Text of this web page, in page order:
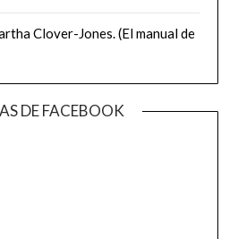
Clover-Jones. (El manual de
DE FACEBOOK